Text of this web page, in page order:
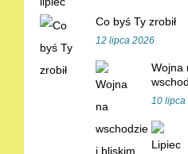
Co byś Ty zrobił
12 lipca 2026
Wojna
10 lipca